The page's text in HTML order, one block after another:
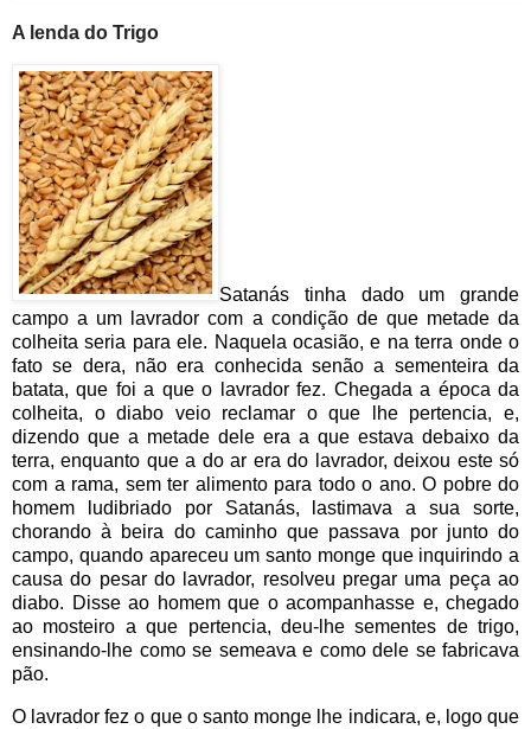
A lenda do Trigo
Satanás tinha dado um grande
campo a um lavrador com a condição de que metade da
colheita seria para ele. Naquela ocasião, e na terra onde o
fato se dera, não era conhecida senão a sementeira da
batata, que foi a que o lavrador fez. Chegada a época da
colheita, o diabo veio reclamar o que lhe pertencia, e,
dizendo que a metade dele era a que estava debaixo da
terra, enquanto que a do ar era do lavrador, deixou este só
com a rama, sem ter alimento para todo o ano. O pobre do
homem ludibriado por Satanás, lastimava a sua sorte,
chorando à beira do caminho que passava por junto do
campo, quando apareceu um santo monge que inquirindo a
causa do pesar do lavrador, resolveu pregar uma peça ao
diabo. Disse ao homem que o acompanhasse e, chegado
ao mosteiro a que pertencia, deu-lhe sementes de trigo,
ensinando-lhe como se semeava e como dele se fabricava
pão.
O lavrador fez o que o santo monge lhe indicara, e, logo que